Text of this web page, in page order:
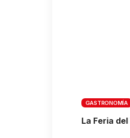
GASTRONOMÍA
La Feria